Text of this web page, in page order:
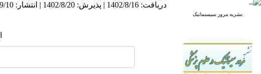
نشریه مرور سیستماتیک
دریافت: 1402/8/16 | پذیرش: 1402/8/20 | انتشار: 1402/9/10 | انتشار الکترونیک: 1402/9/10